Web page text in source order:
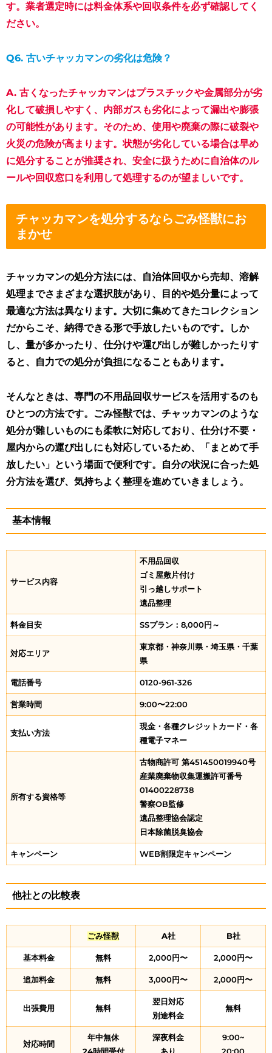
す。業者選定時には料金体系や回収条件を必ず確認してく
ださい。
Q6. 古いチャッカマンの劣化は危険？
A. 古くなったチャッカマンはプラスチックや金属部分が劣
化して破損しやすく、内部ガスも劣化によって漏出や膨張
の可能性があります。そのため、使用や廃棄の際に破裂や
火災の危険が高まります。状態が劣化している場合は早め
に処分することが推奨され、安全に扱うために自治体のル
ールや回収窓口を利用して処理するのが望ましいです。
チャッカマンを処分するならごみ怪獣にお
まかせ
チャッカマンの処分方法には、自治体回収から売却、溶解
処理までさまざまな選択肢があり、目的や処分量によって
最適な方法は異なります。大切に集めてきたコレクション
だからこそ、納得できる形で手放したいものです。しか
し、量が多かったり、仕分けや運び出しが難しかったりす
ると、自力での処分が負担になることもあります。
そんなときは、専門の不用品回収サービスを活用するのも
ひとつの方法です。ごみ怪獣では、チャッカマンのような
処分が難しいものにも柔軟に対応しており、仕分け不要・
屋内からの運び出しにも対応しているため、「まとめて手
放したい」という場面で便利です。自分の状況に合った処
分方法を選び、気持ちよく整理を進めていきましょう。
基本情報
サービス内容
不用品回収
ゴミ屋敷片付け
引っ越しサポート
遺品整理
料金目安 SSプラン：8,000円～
対応エリア
東京都・神奈川県・埼玉県・千葉
県
電話番号 0120-961-326
営業時間 9:00〜22:00
支払い方法
現金・各種クレジットカード・各
種電子マネー
所有する資格等
古物商許可 第451450019940号
産業廃棄物収集運搬許可番号
01400228738
警察OB監修
遺品整理協会認定
日本除菌脱臭協会
キャンペーン WEB割限定キャンペーン
他社との比較表
ごみ怪獣 A社 B社
基本料金 無料 2,000円〜 2,000円〜
追加料金 無料 3,000円〜 2,000円〜
出張費用 無料
翌日対応
別途料金
無料
対応時間
年中無休
深夜料金
9:00~